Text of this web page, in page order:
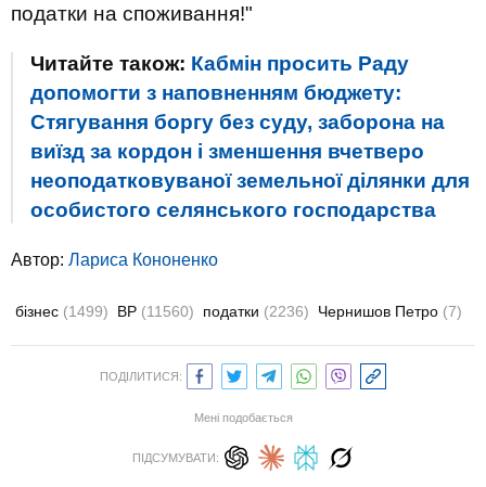
податки на споживання!"
Читайте також: Кабмін просить Раду
допомогти з наповненням бюджету:
Стягування боргу без суду, заборона на
виїзд за кордон і зменшення вчетверо
неоподатковуваної земельної ділянки для
особистого селянського господарства
Автор: Лариса Кононенко
бізнес (1499) ВР (11560) податки (2236) Чернишов Петро (7)
ПОДІЛИТИСЯ:
Мені подобається
ПІДСУМУВАТИ: